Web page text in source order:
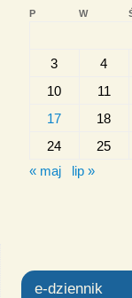
P W
3
4
10
11
17
18
24
25
« maj
lip »
e-dziennik